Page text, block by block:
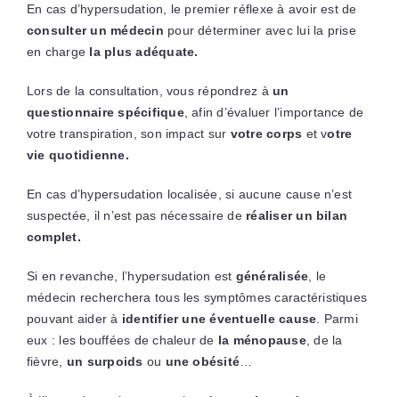
En cas d’hypersudation, le premier réflexe à avoir est de
consulter un médecin pour déterminer avec lui la prise
en charge la plus adéquate.
Lors de la consultation, vous répondrez àun
questionnaire spécifique, afin d’évaluer l’importance de
votre transpiration, son impact sur votre corps et votre
vie quotidienne.
En cas d’hypersudation localisée, si aucune cause n’est
suspectée, il n’est pas nécessaire de réaliser un bilan
complet.
Si en revanche, l’hypersudation est généralisée , le
médecin recherchera tous les symptômes caractéristiques
pouvant aider à identifier une éventuelle cause . Parmi
eux : les bouffées de chaleur de la ménopause, de la
fièvre, un surpoids ou une obésité